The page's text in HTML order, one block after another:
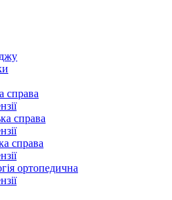
справа
справа
справа
ортопедична